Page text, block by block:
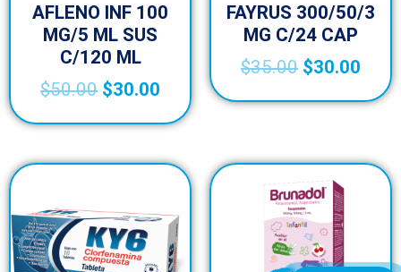
AFLENO INF 100
MG/5 ML SUS
C/120 ML
$50.00 $30.00
FAYRUS 300/50/3
MG C/24 CAP
$35.00 $30.00